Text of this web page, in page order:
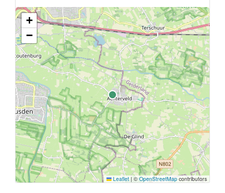
Geen tankstations met locatiegegevens gevonden.
De kaart kan niet worden weergegeven zonder GPS coördinaten.
+
−
Leaflet |©OpenStreetMap contributors